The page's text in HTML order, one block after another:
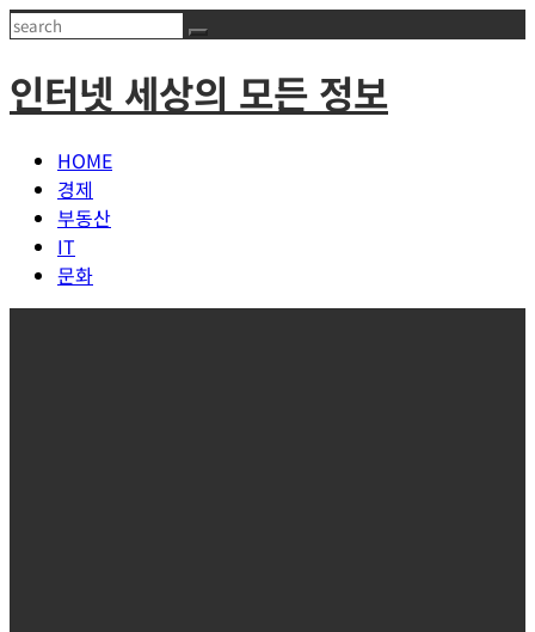
Skip
content
Search
인터넷 세상의 모든 정보
HOME
경제
부동산
IT
문화